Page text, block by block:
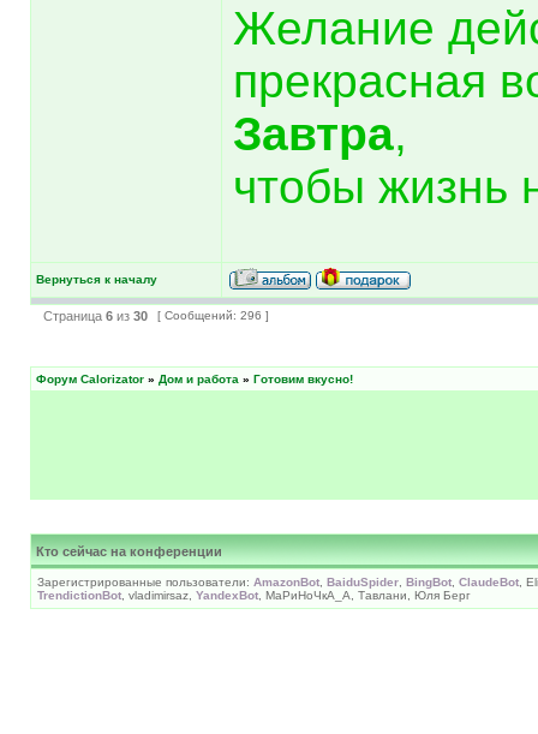
Желание
прекрасная
Завтра,
чтобы жизнь
Вернуться к началу
Страница 6 из 30 [ Сообщений: 296 ]
Форум Calorizator » Дом и работа » Готовим вкусно!
Кто сейчас на конференции
Зарегистрированные пользователи: AmazonBot BaiduSpider BingBot ClaudeBot ,
TrendictionBot , vladimirsaz, YandexBot , МаРиНоЧкА_А, Тавлани, Юля Берг